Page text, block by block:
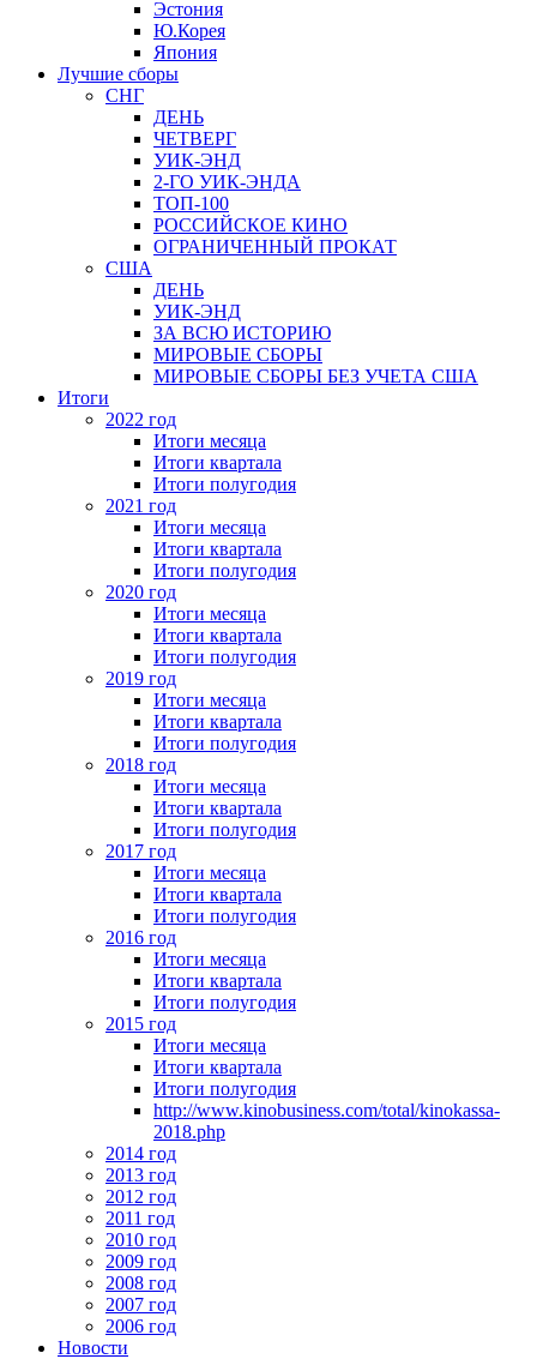
Эстония
Ю.Корея
Япония
Лучшие сборы
СНГ
ДЕНЬ
ЧЕТВЕРГ
УИК-ЭНД
2-ГО УИК-ЭНДА
ТОП-100
РОССИЙСКОЕ КИНО
ОГРАНИЧЕННЫЙ ПРОКАТ
США
ДЕНЬ
УИК-ЭНД
ЗА ВСЮ ИСТОРИЮ
МИРОВЫЕ СБОРЫ
МИРОВЫЕ СБОРЫ БЕЗ УЧЕТА США
Итоги
2022 год
Итоги месяца
Итоги квартала
Итоги полугодия
2021 год
Итоги месяца
Итоги квартала
Итоги полугодия
2020 год
Итоги месяца
Итоги квартала
Итоги полугодия
2019 год
Итоги месяца
Итоги квартала
Итоги полугодия
2018 год
Итоги месяца
Итоги квартала
Итоги полугодия
2017 год
Итоги месяца
Итоги квартала
Итоги полугодия
2016 год
Итоги месяца
Итоги квартала
Итоги полугодия
2015 год
Итоги месяца
Итоги квартала
Итоги полугодия
http://www.kinobusiness.com/total/kinokassa-
2018.php
2014 год
2013 год
2012 год
2011 год
2010 год
2009 год
2008 год
2007 год
2006 год
Новости